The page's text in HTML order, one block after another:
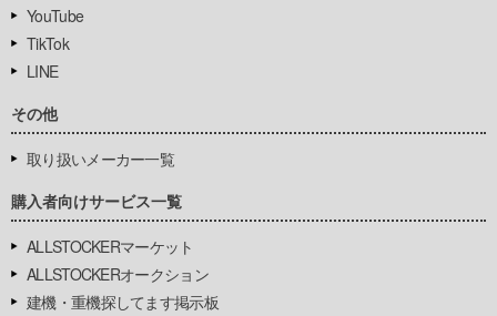
YouTube
TikTok
LINE
その他
取り扱いメーカー一覧
購入者向けサービス一覧
ALLSTOCKERマーケット
ALLSTOCKERオークション
建機・重機探してます掲示板